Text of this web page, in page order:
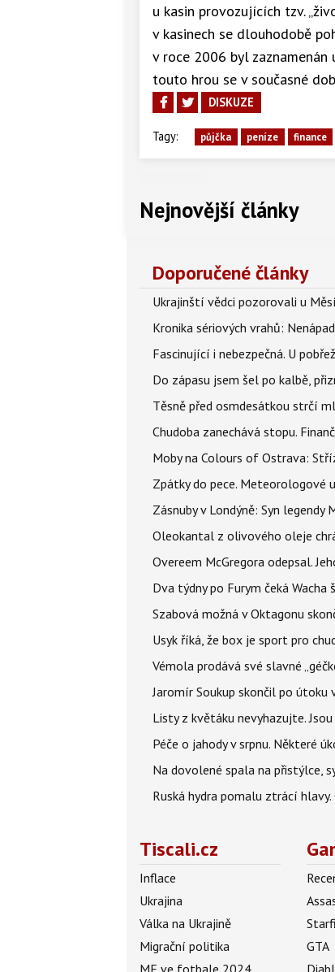
u kasin provozujících tzv.
v kasinech se dlouhodobě
v roce 2006 byl
touto hrou se v současné
DISKUZE
Tagy: půjčka peníze finance
Nejnovější články
Doporučené články
Ukrajinští vědci pozorovali u
Kronika sériových vrahů:
Fascinující i nebezpečná. U
Do zápasu jsem šel po kalbě,
Těsně před osmdesátkou strčí
Chudoba zanechává stopu.
Moby na Colours of Ostrava:
Zpátky do pece. Meteorologové
Zásnuby v Londýně: Syn legendy
Oleokantal z olivového oleje
Overeem McGregora odepsal.
Dva týdny po Furym čeká
Szabová možná v Oktagonu
Usyk říká, že box je sport pro
Vémola prodává své slavné
Jaromír Soukup skončil po
Listy z květáku nevyhazujte.
Péče o jahody v srpnu. Některé
Na dovolené spala na přistýlce,
Ruská hydra pomalu ztrácí
Tiscali.cz
Inflace
Ukrajina
Válka na Ukrajině
Migrační politika
GTA